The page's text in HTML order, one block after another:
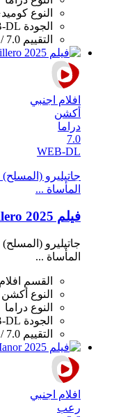
النوع
الجودة DL
التقييم 7.0 / 10
افلام اجنبي
أكشن
دراما
7.0
WEB-DL
جاتيليرو
المأساة ...
فيلم Gatillero 2025 مترجم HD
جاتيليرو
المأساة ...
القسم
النوع أكشن
النوع دراما
الجودة DL
التقييم 7.0 / 10
افلام اجنبي
رعب